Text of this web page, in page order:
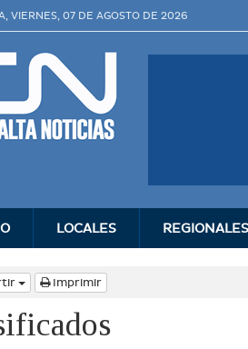
VIERNES, 07 DE AGOSTO DE 2026
LOCALES REGIONALES
Imprimir